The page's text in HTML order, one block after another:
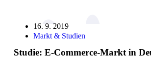
16. 9. 2019
Markt & Studien
Studie: E-Commerce-Markt in